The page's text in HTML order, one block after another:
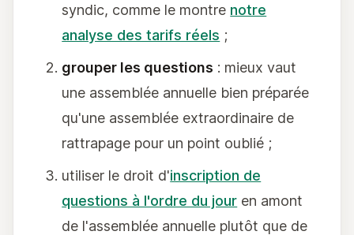
syndic, comme le montre notre
analyse des tarifs réels ;
grouper les questions : mieux vaut
une assemblée annuelle bien préparée
qu'une assemblée extraordinaire de
rattrapage pour un point oublié ;
utiliser le droit d'inscription de
questions à l'ordre du jour en amont
de l'assemblée annuelle plutôt que de